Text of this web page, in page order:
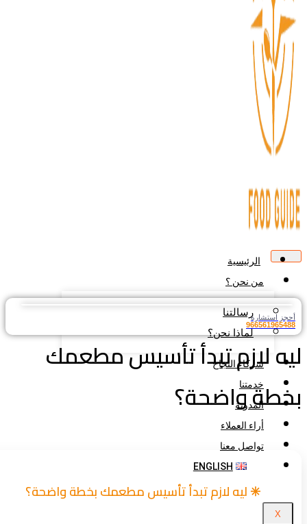
الرئيسية
من نحن ؟
رسالتنا
لماذا نحن؟
شركاء النجاح
خدمتنا
المدونة
أراء العملاء
تواصل معنا
ENGLISH
استشارة
لازم تبدأ تأسيس مطعمك
واضحة؟
✳️ ليه لازم تبدأ تأسيس مطعمك بخطة واضحة؟